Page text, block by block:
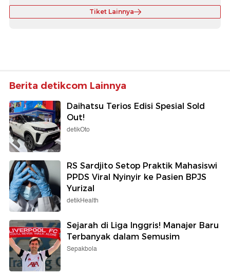
Tiket Lainnya
Berita detikcom Lainnya
Daihatsu Terios Edisi Spesial Sold
Out!
detikOto
RS Sardjito Setop Praktik Mahasiswi
PPDS Viral Nyinyir ke Pasien BPJS
Yurizal
detikHealth
Sejarah di Liga Inggris! Manajer Baru
Terbanyak dalam Semusim
Sepakbola